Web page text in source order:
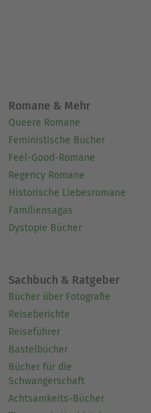
Romane & Mehr
Queere Romane
Feministische Bücher
Feel-Good-Romane
Regency Romane
Historische Liebesromane
Familiensagas
Dystopie Bücher
Sachbuch & Ratgeber
Bücher über Fotografie
Reiseberichte
Reiseführer
Bastelbücher
Bücher für die
Schwangerschaft
Achtsamkeits-Bücher